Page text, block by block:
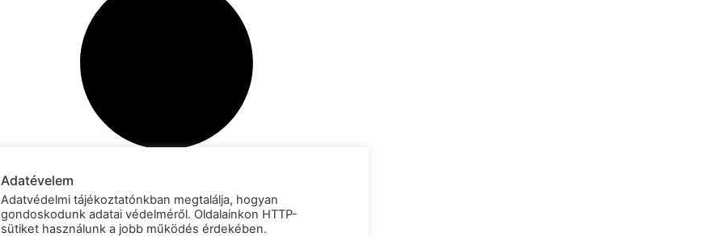
Adatévelem
Adatvédelmi tájékoztatónkban megtalálja, hogyan
gondoskodunk adatai védelméről. Oldalainkon HTTP-
sütiket használunk a jobb működés érdekében.